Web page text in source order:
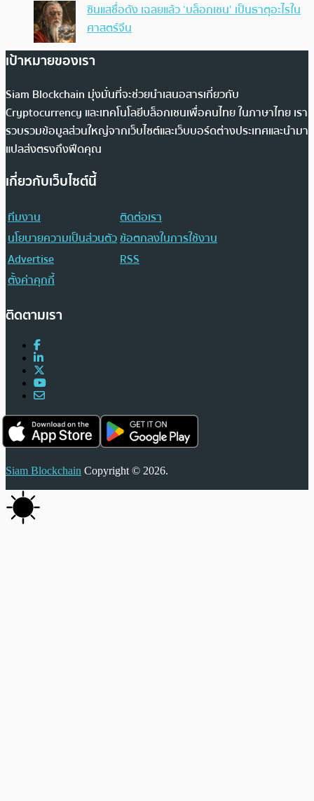
ซินแสชื่อดัง เฉลยแล้ว ‘บล็อกเชน’ เป็นธาตุอะไรใน
ศาสตร์จีน
เป้าหมายของเรา
Siam Blockchain มุ่งมั่นที่จะช่วยนำเสนอสารเกี่ยวกับ
Cryptocurrency และเทคโนโลยีบล็อกเชนเพื่อคนไทย ในภาษาไทย เรา
รวบรวมข้อมูลส่วนใหญ่จากเว็บไซต์และเว็บบอร์ดต่างประเทศและนำมา
แปลส่งตรงถึงฟีดคุณ
เกี่ยวกับเว็บไซต์นี้
ทีมงาน
ติดต่อเรา
นโยบายความเป็นส่วนตัวข้อตกลงในการใช้งาน
Advertise
RSS
ตั้งค่าคุกกี้
ติดตามเรา
Siam Blockchain Copyright © 2026.